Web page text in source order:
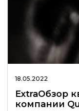
18.05.2022
ExtraОбзор
компании